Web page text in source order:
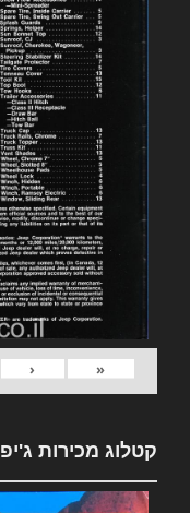
«
‹
קטלוג מכירות ג'יפ 1981